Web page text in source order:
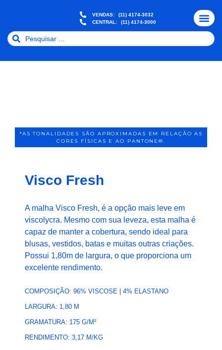
VENDAS:
(11) 4174-3032
CENTRAL:
(11) 4174-3000
*AS TONALIDADES SÃO APROXIMADAS EM RELAÇÃO AS
CORES FÍSICAS E AO PANTONE®.
Visco Fresh
A malha Visco Fresh, é a opção mais leve em
viscolycra. Mesmo com sua leveza, esta malha é
capaz de manter a cobertura, sendo ideal para
blusas, vestidos, batas e muitas outras criações.
Possui 1,80m de largura, o que proporciona um
excelente rendimento.
COMPOSIÇÃO: 96% VISCOSE | 4% ELASTANO
LARGURA: 1,80 M
GRAMATURA: 175 G/M²
RENDIMENTO: 3,17 M/KG